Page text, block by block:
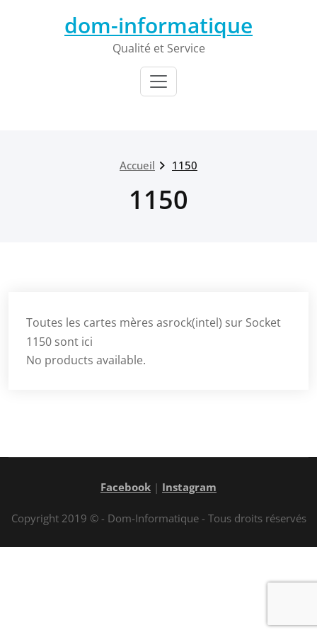
dom-informatique
Qualité et Service
Accueil 1150
1150
Toutes les cartes mères asrock(intel) sur Socket
1150 sont ici
No products available.
Facebook | Instagram
Copyright 2019 © - Dom-Informatique - Tous droits réservés